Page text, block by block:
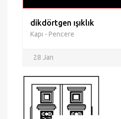
dikdörtgen ışıklık
Kapı - Pencere
28 Jan